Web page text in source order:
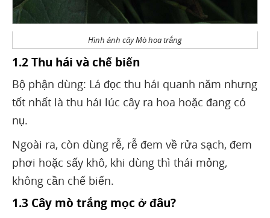
Hình ảnh cây Mò hoa trắng
1.2 Thu hái và chế biến
Bộ phận dùng: Lá đọc thu hái quanh năm nhưng
tốt nhất là thu hái lúc cây ra hoa hoặc đang có
nụ.
Ngoài ra, còn dùng rễ, rễ đem về rửa sạch, đem
phơi hoặc sấy khô, khi dùng thì thái mỏng,
không cần chế biến.
1.3 Cây mò trắng mọc ở đâu?